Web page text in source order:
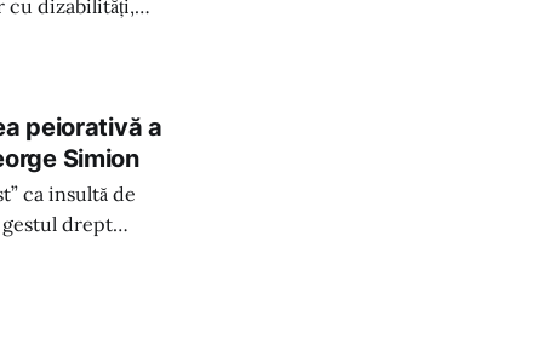
cu dizabilități,
peiorativă a
Simion
ca insultă de
drept